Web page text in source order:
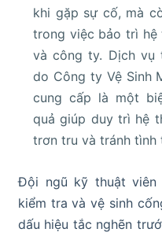
khi gặp sự cố, mà
trong việc bảo trì hệ
và công ty. Dịch vụ
do Công ty Vệ Sinh
cung cấp là một
quả giúp duy trì hệ
trơn tru và tránh tình
Đội ngũ kỹ thuật viên
kiểm tra và vệ sinh
dấu hiệu tắc nghẽn